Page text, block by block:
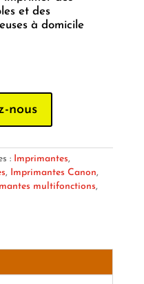
et des
à domicile
nous
: Imprimantes,
, Imprimantes Canon,
multifonctions,